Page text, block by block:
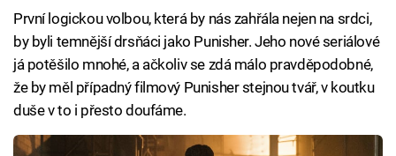
První logickou volbou, která by nás zahřála nejen na srdci,
by byli temnější drsňáci jako Punisher. Jeho nové seriálové
já potěšilo mnohé, a ačkoliv se zdá málo pravděpodobné,
že by měl případný filmový Punisher stejnou tvář, v koutku
duše v to i přesto doufáme.